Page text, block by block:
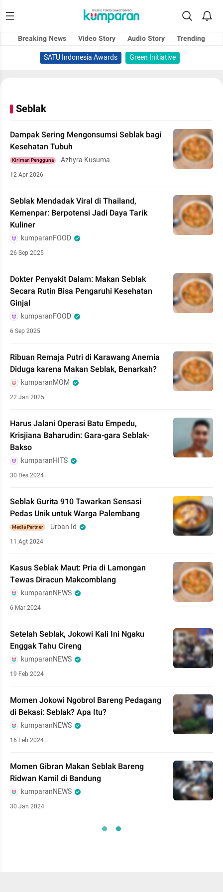
Breaking News Video Story Audio Story
Trending
SATU Indonesia Awards
Green Initiative
Seblak
Dampak Sering Mengonsumsi Seblak bagi
Kesehatan Tubuh
Kiriman Pengguna Azhyra Kusuma
12 Apr 2026
Seblak Mendadak Viral di Thailand,
Kemenpar: Berpotensi Jadi Daya Tarik
Kuliner
kumparanFOOD
26 Sep 2025
Dokter Penyakit Dalam: Makan Seblak
Secara Rutin Bisa Pengaruhi Kesehatan
Ginjal
kumparanFOOD
6 Sep 2025
Ribuan Remaja Putri di Karawang Anemia
Diduga karena Makan Seblak, Benarkah?
kumparanMOM
22 Jan 2025
Harus Jalani Operasi Batu Empedu,
Krisjiana Baharudin: Gara-gara Seblak-
Bakso
kumparanHITS
30 Des 2024
Seblak Gurita 910 Tawarkan Sensasi
Pedas Unik untuk Warga Palembang
Media Partner Urban Id
11 Agt 2024
Kasus Seblak Maut: Pria di Lamongan
Tewas Diracun Makcomblang
kumparanNEWS
6 Mar 2024
Setelah Seblak, Jokowi Kali Ini Ngaku
Enggak Tahu Cireng
kumparanNEWS
19 Feb 2024
Momen Jokowi Ngobrol Bareng Pedagang
di Bekasi: Seblak? Apa Itu?
kumparanNEWS
16 Feb 2024
Momen Gibran Makan Seblak Bareng
Ridwan Kamil di Bandung
kumparanNEWS
30 Jan 2024